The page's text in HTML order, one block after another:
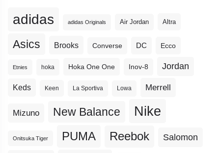
adidas adidas Originals Air Jordan Altra
Asics Brooks Converse DC Ecco
Etnies hoka Hoka One One Inov-8 Jordan
Keds Keen La Sportiva Lowa Merrell
Mizuno New Balance Nike
Onitsuka Tiger PUMA Reebok Salomon